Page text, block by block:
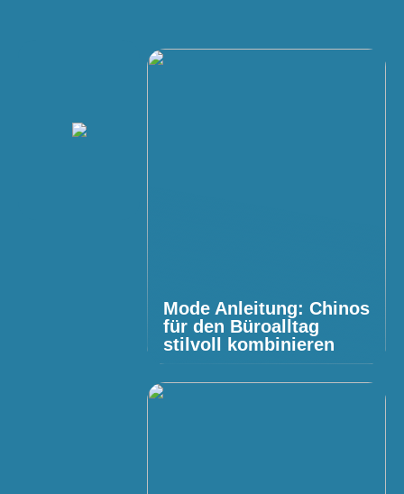
Mode Anleitung: Chinos
für den Büroalltag
stilvoll kombinieren